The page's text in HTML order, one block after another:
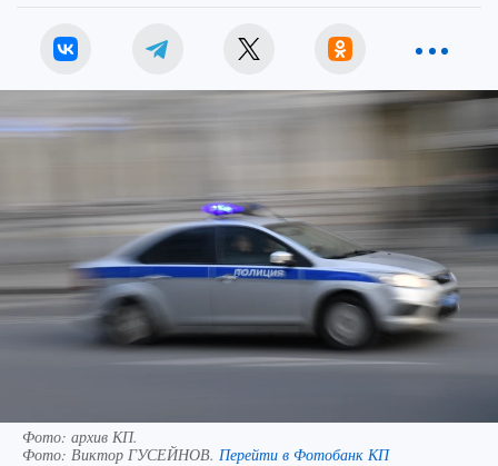
Фото: архив КП.
Фото: Виктор ГУСЕЙНОВ. Перейти в Фотобанк КП